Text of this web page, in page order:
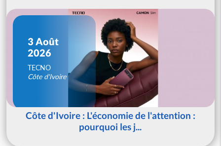
3 Août
2026
TECNO
Côte d'Ivoire
Côte d'Ivoire : L'économie de l'attention :
pourquoi les j...